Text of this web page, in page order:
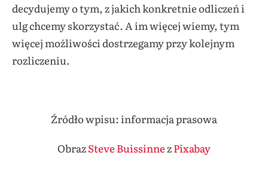
decydujemy o tym, z jakich konkretnie odliczeń i
ulg chcemy skorzystać. A im więcej wiemy, tym
więcej możliwości dostrzegamy przy kolejnym
rozliczeniu.
Źródło wpisu: informacja prasowa
ObrazSteve BuissinnezPixabay